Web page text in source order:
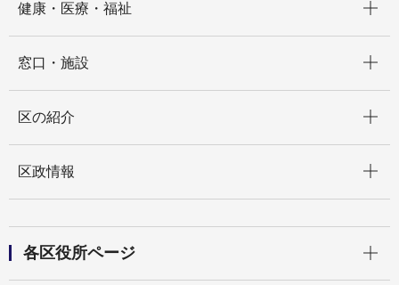
健康・医療・福祉
窓口・施設
区の紹介
区政情報
各区役所ページ